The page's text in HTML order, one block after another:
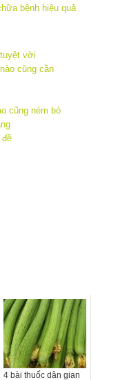
vời
cũng cần
cũng ném bỏ
4 bài thuốc dân gian